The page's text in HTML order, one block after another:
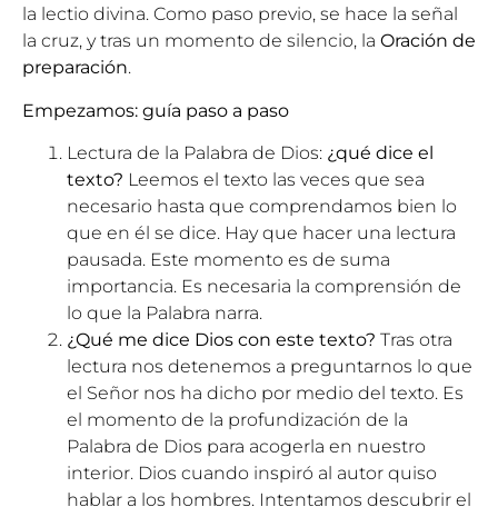
la lectio divina. Como paso previo, se hace la señal
la cruz, y tras un momento de silencio, la Oración de
preparación.
Empezamos: guía paso a paso
Lectura de la Palabra de Dios: ¿qué dice el
texto? Leemos el texto las veces que sea
necesario hasta que comprendamos bien lo
que en él se dice. Hay que hacer una lectura
pausada. Este momento es de suma
importancia. Es necesaria la comprensión de
lo que la Palabra narra.
¿Qué me dice Dios con este texto? Tras otra
lectura nos detenemos a preguntarnos lo que
el Señor nos ha dicho por medio del texto. Es
el momento de la profundización de la
Palabra de Dios para acogerla en nuestro
interior. Dios cuando inspiró al autor quiso
hablar a los hombres. Intentamos descubrir el